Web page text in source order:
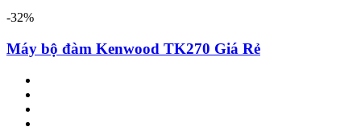
-32%
Máy bộ đàm Kenwood TK270 Giá Rẻ